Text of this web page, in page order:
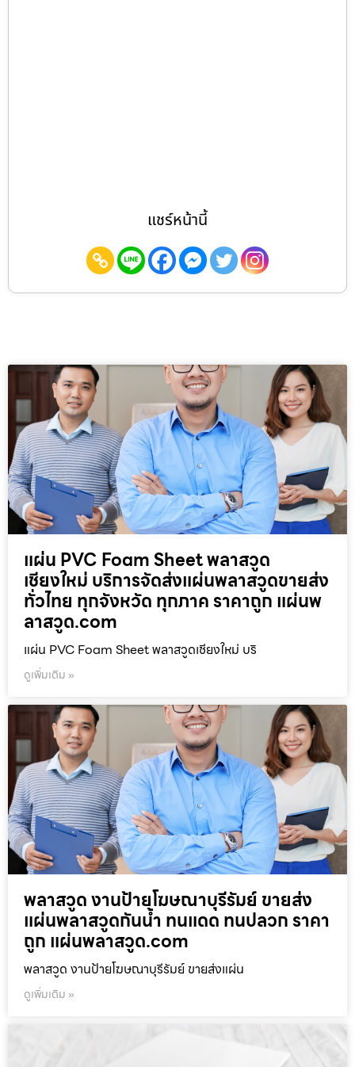
แชร์หน้านี้
แผ่น PVC Foam Sheet พลาสวูด
เชียงใหม่ บริการจัดส่งแผ่นพลาสวูดขายส่ง
ทั่วไทย ทุกจังหวัด ทุกภาค ราคาถูก แผ่นพ
ลาสวูด.com
แผ่น PVC Foam Sheet พลาสวูดเชียงใหม่ บริ
ดูเพิ่มเติม »
พลาสวูด งานป้ายโฆษณาบุรีรัมย์ ขายส่ง
แผ่นพลาสวูดกันน้ำ ทนแดด ทนปลวก ราคา
ถูก แผ่นพลาสวูด.com
พลาสวูด งานป้ายโฆษณาบุรีรัมย์ ขายส่งแผ่น
ดูเพิ่มเติม »